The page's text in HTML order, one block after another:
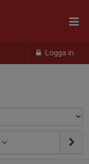
Logga in